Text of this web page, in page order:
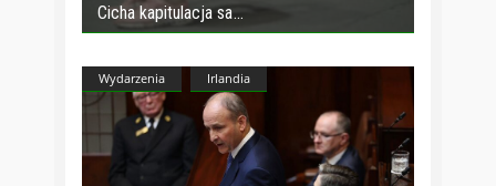
Cicha kapitulacja sa
Wydarzenia Irlandia